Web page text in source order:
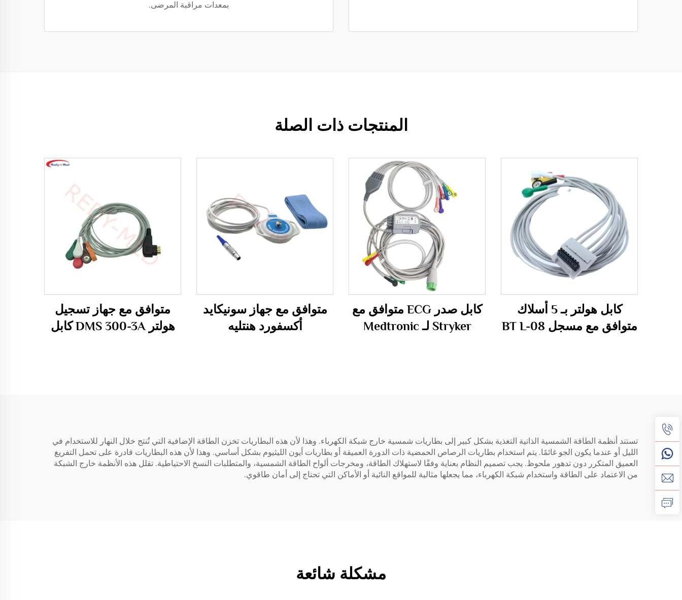
بمعدات مراقبة المرضى.
المنتجات ذات الصلة
كابل هولتر بـ 5 أسلاك
متوافق مع مسجل BT L-08
كابل صدر ECG متوافق مع
Stryker لـ Medtronic
متوافق مع جهاز سونيكايد
أكسفورد هنتليه
متوافق مع جهاز تسجيل
هولتر DMS 300-3A كابل
تستند أنظمة الطاقة الشمسية الذاتية التغذية بشكل كبير إلى بطاريات شمسية خارج شبكة الكهرباء. وهذا لأن هذه البطاريات تخزن الطاقة الإضافية التي تُنتج خلال النهار للاستخدام في
الليل أو عندما يكون الجو غائمًا. يتم استخدام بطاريات الرصاص الحمضية ذات الدورة العميقة أو بطاريات أيون الليثيوم بشكل أساسي. وهذا لأن هذه البطاريات قادرة على تحمل التفريغ
العميق المتكرر دون تدهور ملحوظ. يجب تصميم النظام بعناية وفقًا لاستهلاك الطاقة، ومخرجات ألواح الطاقة الشمسية، والمتطلبات النسخ الاحتياطية. تقلل هذه الأنظمة خارج الشبكة
من الاعتماد على الطاقة واستخدام شبكة الكهرباء، مما يجعلها مثالية للمواقع النائية أو الأماكن التي تحتاج إلى أمان طاقوي.
مشكلة شائعة